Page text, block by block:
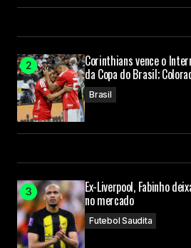
Corinthians vence o
da Copa do Brasil;
Brasil
Ex-Liverpool, Fabinho
no mercado
Futebol Saudita